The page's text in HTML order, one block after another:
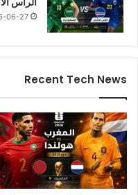
06-27
Recent Tech News